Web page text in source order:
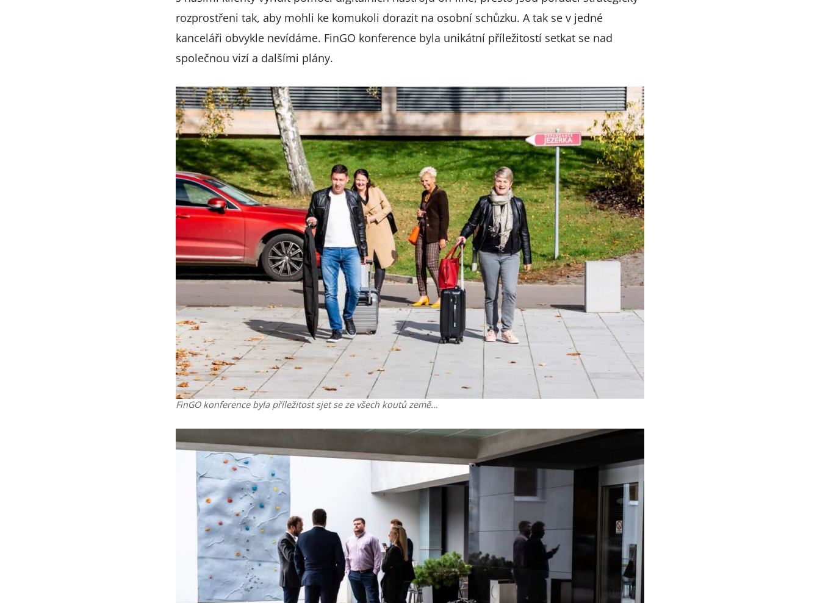
rozprostřeni tak, aby mohli ke komukoli dorazit na osobní schůzku. A tak se v jedné
kanceláři obvykle nevídáme. FinGO konference byla unikátní příležitostí setkat se nad
společnou vizí a dalšími plány.
FinGO konference byla příležitost sjet se ze všech koutů země…